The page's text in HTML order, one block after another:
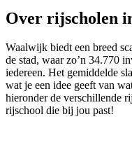
Over rijscholen
Waalwijk biedt een breed
de stad, waar zo’n 34.770
iedereen. Het gemiddelde
wat je een idee geeft van
hieronder de verschillende
rijschool die bij jou past!